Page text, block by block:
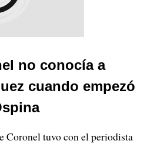
no conocía a
cuando empezó
Coronel tuvo con el periodista